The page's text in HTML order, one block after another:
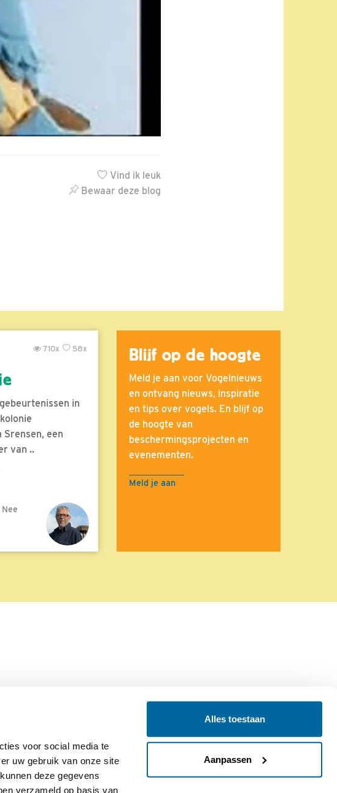
voor social media te
uw gebruik van onze site
deze gegevens
verzameld op basis van
Alles toestaan
Aanpassen
Vind ik leuk
Bewaar deze blog
58x
710x
in
een
van ..
Blijf op de hoogte
Meld je aan voor Vogelnieuws
en ontvang nieuws, inspiratie
en tips over vogels. En blijf op
de hoogte van
beschermingsprojecten en
evenementen.
Meld je aan
Colofon